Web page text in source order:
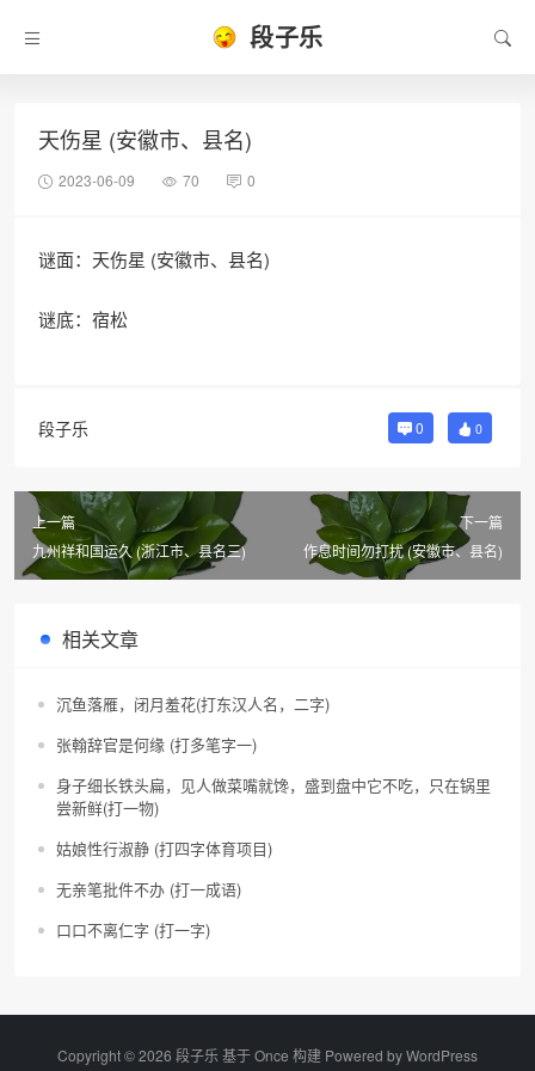
段子乐
天伤星 (安徽市、县名)
2023-06-09 70 0
谜面：天伤星 (安徽市、县名)
谜底：宿松
段子乐 0 0
上一篇
九州祥和国运久 (浙江市、县名三)
下一篇
作息时间勿打扰 (安徽市、县名)
相关文章
沉鱼落雁，闭月羞花(打东汉人名，二字)
张翰辞官是何缘 (打多笔字一)
身子细长铁头扁，见人做菜嘴就馋，盛到盘中它不吃，只在锅里
尝新鲜(打一物)
姑娘性行淑静 (打四字体育项目)
无亲笔批件不办 (打一成语)
口口不离仁字 (打一字)
Copyright © 2026 段子乐 基于 Once 构建 Powered byWordPress